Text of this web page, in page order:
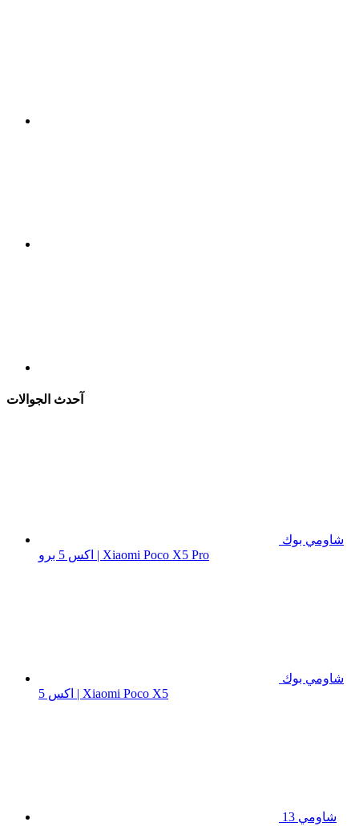
آحدث الجوالات
شاومي بوك
اكس 5 برو | Xiaomi Poco X5 Pro
شاومي بوك
اكس 5 | Xiaomi Poco X5
شاومي 13